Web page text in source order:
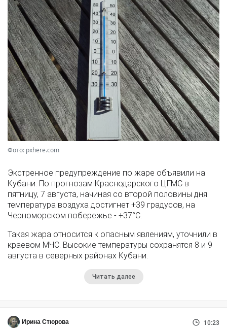
Фото: pxhere.com
Экстренное предупреждение по жаре объявили на
Кубани. По прогнозам Краснодарского ЦГМС в
пятницу, 7 августа, начиная со второй половины дня
температура воздуха достигнет +39 градусов, на
Черноморском побережье - +37°­С.
Такая жара относится к опасным явлениям, уточнили в
краевом МЧС. Высокие температуры сохранятся 8 и 9
августа в северных районах Кубани.
Читать далее
Ирина Стюрова 10:23